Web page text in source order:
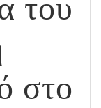
του
στο